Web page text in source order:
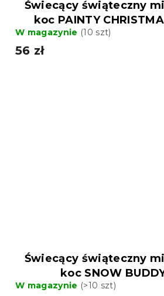
Świecący świąteczny
koc PAINTY
W magazynie (10 szt)
56 zł
Świecący świąteczny
koc SNOW
W magazynie (>10 szt)